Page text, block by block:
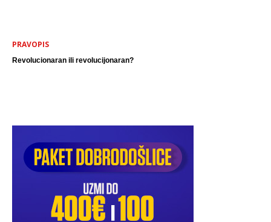
PRAVOPIS
Revolucionaran ili revolucijonaran?